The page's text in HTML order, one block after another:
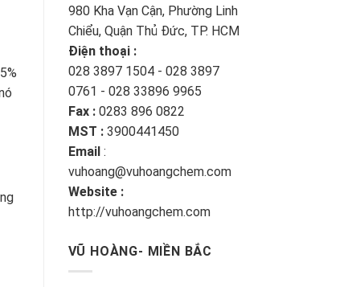
980 Kha Vạn Cận, Phường Linh
Chiểu, Quận Thủ Đức, TP. HCM
Điện thoại :
028 3897 1504 - 028 3897
0761 - 028 33896 9965
Fax : 0283 896 0822
MST : 3900441450
Email :
vuhoang@vuhoangchem.com
Website :
http://vuhoangchem.com
VŨ HOÀNG- MIỀN BẮC